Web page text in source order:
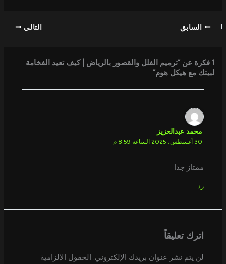
السابق التالي
1 فكرة عن “ترميم الفلل والقصور بالرياض | كيف تعيد الفخامة
لبيتك مع هيكل هوم”
محمد عبدالعزيز
30 أغسطس، 2025 الساعة 8:59 م
ممتاز جدا
رد
اترك تعليقاً
لن يتم نشر عنوان بريدك الإلكتروني. الحقول الإلزامية